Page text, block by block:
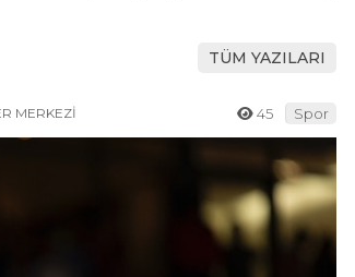
TÜM YAZILARI
MERKEZİ 45 Spor